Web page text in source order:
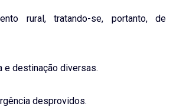
rural, tratando-se, portanto, de
e destinação diversas.
desprovidos.